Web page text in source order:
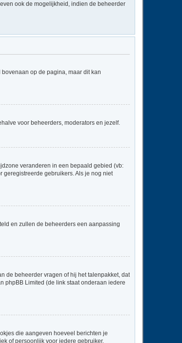
ook de mogelijkheid, indien de beheerder
op de pagina, maar dit kan
voor beheerders, moderators en jezelf.
veranderen in een bepaald gebied (vb:
geregistreerde gebruikers. Als je nog niet
en zullen de beheerders een aanpassing
de beheerder vragen of hij het talenpakket, dat
phpBB Limited (de link staat onderaan iedere
die aangeven hoeveel berichten je
of persoonlijk voor iedere gebruiker.